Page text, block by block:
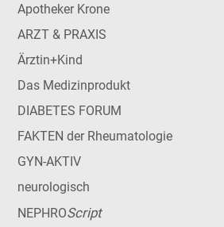
Apotheker Krone
ARZT & PRAXIS
Ärztin+Kind
Das Medizinprodukt
DIABETES FORUM
FAKTEN der Rheumatologie
GYN-AKTIV
neurologisch
NEPHROScript